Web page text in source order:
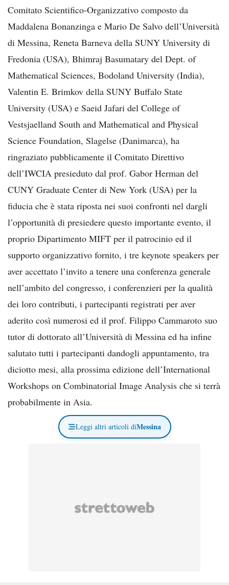
Comitato Scientifico-Organizzativo composto da
Maddalena Bonanzinga e Mario De Salvo dell’Università
di Messina, Reneta Barneva della SUNY University di
Fredonia (USA), Bhimraj Basumatary del Dept. of
Mathematical Sciences, Bodoland University (India),
Valentin E. Brimkov della SUNY Buffalo State
University (USA) e Saeid Jafari del College of
Vestsjaelland South and Mathematical and Physical
Science Foundation, Slagelse (Danimarca), ha
ringraziato pubblicamente il Comitato Direttivo
dell’IWCIA presieduto dal prof. Gabor Herman del
CUNY Graduate Center di New York (USA) per la
fiducia che è stata riposta nei suoi confronti nel dargli
l’opportunità di presiedere questo importante evento, il
proprio Dipartimento MIFT per il patrocinio ed il
supporto organizzativo fornito, i tre keynote speakers per
aver accettato l’invito a tenere una conferenza generale
nell’ambito del congresso, i conferenzieri per la qualità
dei loro contributi, i partecipanti registrati per aver
aderito così numerosi ed il prof. Filippo Cammaroto suo
tutor di dottorato all’Università di Messina ed ha infine
salutato tutti i partecipanti dandogli appuntamento, tra
diciotto mesi, alla prossima edizione dell’International
Workshops on Combinatorial Image Analysis che si terrà
probabilmente in Asia.
Leggi altri articoli diMessina